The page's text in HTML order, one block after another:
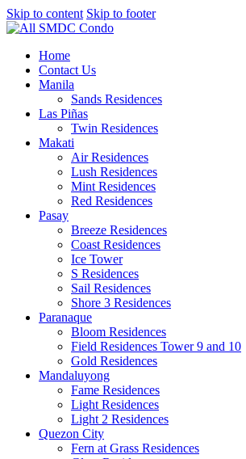
Skip to content Skip to footer
Home
Contact Us
Manila
Sands Residences
Las Piñas
Twin Residences
Makati
Air Residences
Lush Residences
Mint Residences
Red Residences
Pasay
Breeze Residences
Coast Residences
Ice Tower
S Residences
Sail Residences
Shore 3 Residences
Paranaque
Bloom Residences
Field Residences Tower 9 and 10
Gold Residences
Mandaluyong
Fame Residences
Light Residences
Light 2 Residences
Quezon City
Fern at Grass Residences